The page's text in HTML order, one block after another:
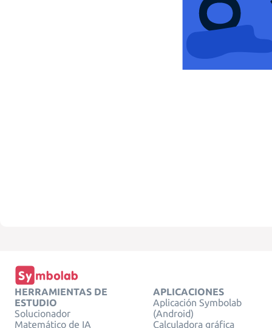
HERRAMIENTAS DE
ESTUDIO
Solucionador
Matemático de IA
APLICACIONES
Aplicación Symbolab
(Android)
Calculadora gráfica